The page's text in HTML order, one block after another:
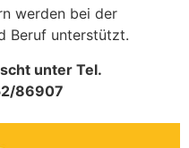
werden bei der
Beruf unterstützt.
unter Tel.
86907